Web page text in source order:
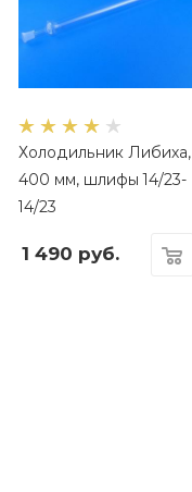
Холодильник Либиха,
400 мм, шлифы 14/23-
14/23
1 490 руб.